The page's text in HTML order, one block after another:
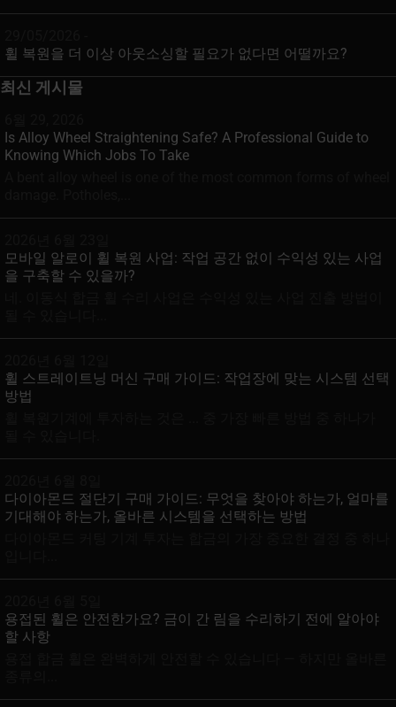
휠 복원을 더 이상 아웃소싱할 필요가 없다면 어떨까요?
최신 게시물
Is Alloy Wheel Straightening Safe? A Professional Guide to
Knowing Which Jobs To Take
모바일 알로이 휠 복원 사업: 작업 공간 없이 수익성 있는 사업
을 구축할 수 있을까?
휠 스트레이트닝 머신 구매 가이드: 작업장에 맞는 시스템 선택
방법
다이아몬드 절단기 구매 가이드: 무엇을 찾아야 하는가, 얼마를
기대해야 하는가, 올바른 시스템을 선택하는 방법
용접된 휠은 안전한가요? 금이 간 림을 수리하기 전에 알아야
할 사항